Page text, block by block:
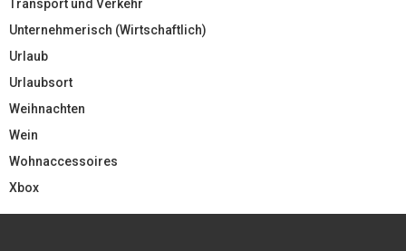
Transport und Verkehr
Unternehmerisch (Wirtschaftlich)
Urlaub
Urlaubsort
Weihnachten
Wein
Wohnaccessoires
Xbox